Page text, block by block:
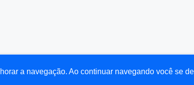
a navegação. Ao continuar navegando você se
para DoctorApp®.